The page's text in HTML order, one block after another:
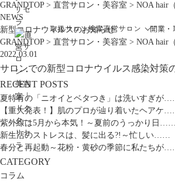
取扱サロン検索直営サロン 開業・
GRANDTOP> 直営サロン・美容室 > NOA hair
NEWS
新型コロナウィルスのお知らせ
GRANDTOP> 直営サロン・美容室 > NOA hair
2022.03.01
サロンでの新型コロナウイルス感染対策
RECENT POSTS
夏特有の「ニオイとベタつき」は洗いすぎが
【重大発表！】肌のプロが辿り着いたヘアケ
紫外線は5月から本気！～夏前のうっかり日……
新生活のストレスは、髪に出る?!～忙しい……
春分と再起動～花粉・黄砂の季節に私たちが
CATEGORY
コラム